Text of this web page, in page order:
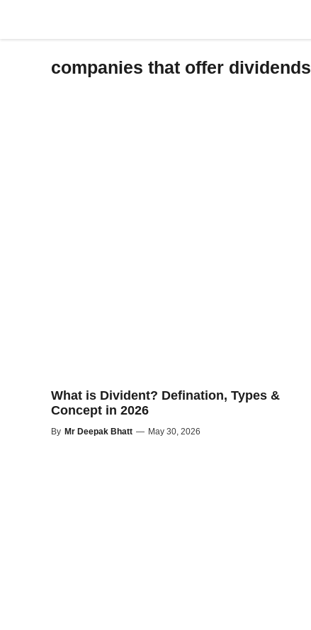
companies that offer dividends
What is Divident? Defination, Types &
Concept in 2026
By Mr Deepak Bhatt — May 30, 2026